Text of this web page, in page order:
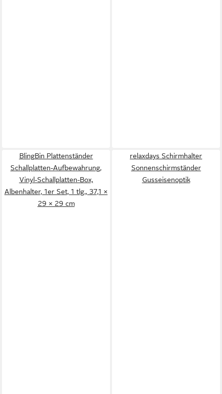
BlingBin Plattenständer
Schallplatten-Aufbewahrung,
Vinyl-Schallplatten-Box,
Albenhalter, 1er Set, 1 tlg., 37,1 ×
29 × 29 cm
relaxdays Schirmhalter
Sonnenschirmständer
Gusseisenoptik